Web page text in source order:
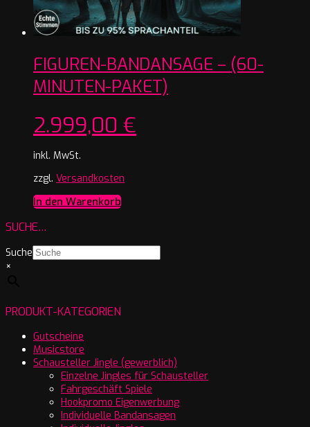
FIGUREN-BANDANSAGE – (60-
MINUTEN-PAKET)
2.999,00 €
inkl. MwSt.
zzgl. Versandkosten
In den Warenkorb
SUCHE…
Suche
×
PRODUKT-KATEGORIEN
Gutscheine
Musicstore
Schausteller Jingle (gewerblich)
Einzelne Jingles für Schausteller
Fahrgeschäft Spiele
Hookpromo Eigenwerbung
Individuelle Bandansagen